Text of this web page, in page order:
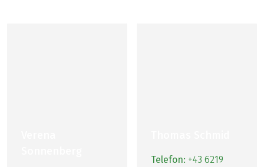
Telefon: +43 6219